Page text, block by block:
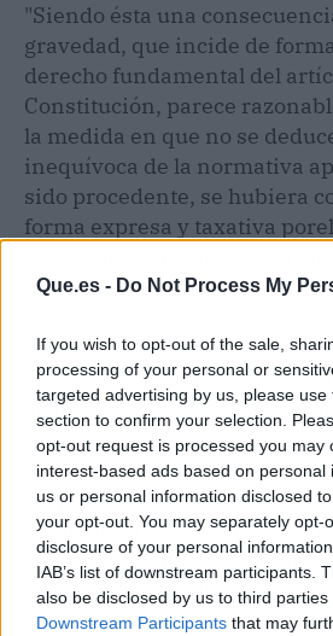
Que.es - Do Not Process My
If you wish to opt-out of the sale,
processing of your personal or
targeted advertising by us, please
section to confirm your selection.
opt-out request is processed you may
interest-based ads based on personal
us or personal information disclosed
your opt-out. You may separately opt-
disclosure of your personal
IAB’s list of downstream participants.
also be disclosed by us to third parties
Downstream Participants that may
"Siendo ésta una
gravedad, que incide de
derecho fundamental del
Constitución, parece
la medida en que no se
inequívoca de la normativa
sido procedente, se hubiera
forma expresa y taxativa
la misma", aducen los
El informe llega a la misma
analizar el asunto desde la
artículos 21 y 22 del
que fijan como causa de
pérdida de la condición de
respectivamente, que una
condenatoria lo comporte o
declarado la incapacitación
decisión judicial firme, lo
secontempla, ni en el fallo